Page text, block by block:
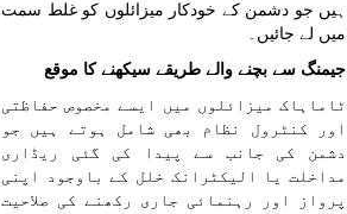
ہیں جو دشمن کے خودکار میزائلوں کو غلط سمت
میں لے جائیں۔
جیمنگ سے بچنے والے طریقے سیکھنے کا موقع
ٹاماہاک میزائلوں میں ایسے مخصوص حفاظتی
اور کنٹرول نظام بھی شامل ہوتے ہیں جو
دشمن کی جانب سے پیدا کی گئی ریڈاری
مداخلت یا الیکٹرانک خلل کے باوجود اپنی
پرواز اور رہنمائی جاری رکھنے کی صلاحیت